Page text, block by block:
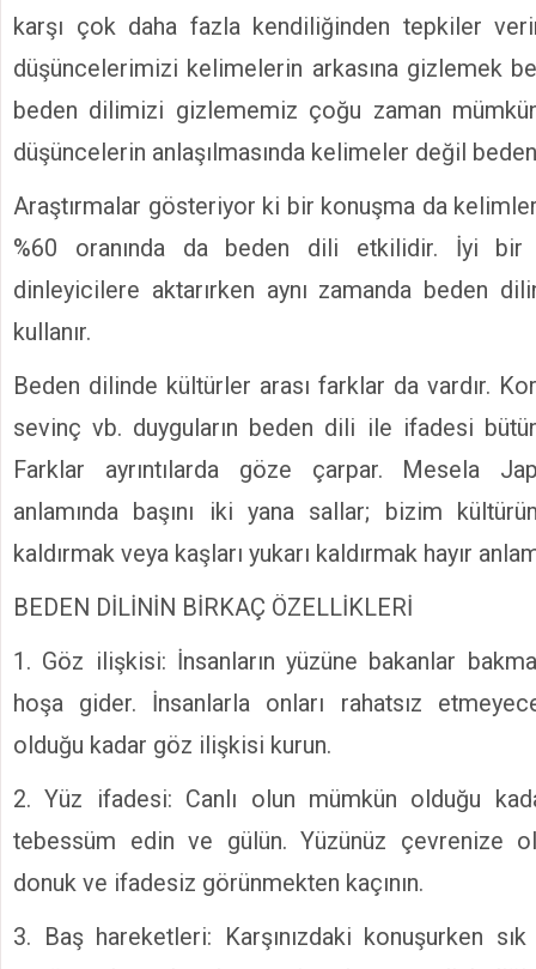
karşı çok daha fazla kendiliğinden tepkiler
düşüncelerimizi kelimelerin arkasına gizlemek
beden dilimizi gizlememiz çoğu zaman
düşüncelerin anlaşılmasında kelimeler değil
Araştırmalar gösteriyor ki bir konuşma da
%60 oranında da beden dili etkilidir. İyi bir
dinleyicilere aktarırken aynı zamanda beden
kullanır.
Beden dilinde kültürler arası farklar da vardır.
sevinç vb. duyguların beden dili ile ifadesi
Farklar ayrıntılarda göze çarpar. Mesela
anlamında başını iki yana sallar; bizim
kaldırmak veya kaşları yukarı kaldırmak hayır
BEDEN DİLİNİN BİRKAÇ ÖZELLİKLERİ
1. Göz ilişkisi: İnsanların yüzüne bakanlar
hoşa gider. İnsanlarla onları rahatsız
olduğu kadar göz ilişkisi kurun.
2. Yüz ifadesi: Canlı olun mümkün olduğu
tebessüm edin ve gülün. Yüzünüz çevrenize
donuk ve ifadesiz görünmekten kaçının.
3. Baş hareketleri: Karşınızdaki konuşurken sık